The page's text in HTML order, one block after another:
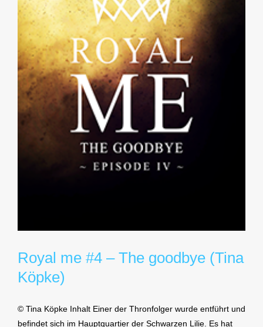
Royal me #4 – The goodbye (Tina
Köpke)
© Tina Köpke Inhalt Einer der Thronfolger wurde entführt und
befindet sich im Hauptquartier der Schwarzen Lilie. Es hat